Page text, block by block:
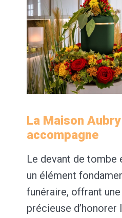
La Maison
accompagne
Le devant de tombe
un élément
funéraire, offrant
précieuse